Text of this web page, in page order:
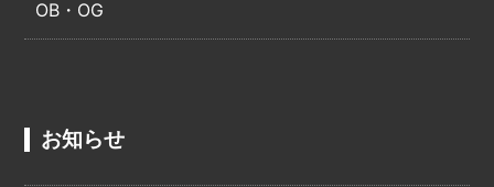
OB・OG
お知らせ